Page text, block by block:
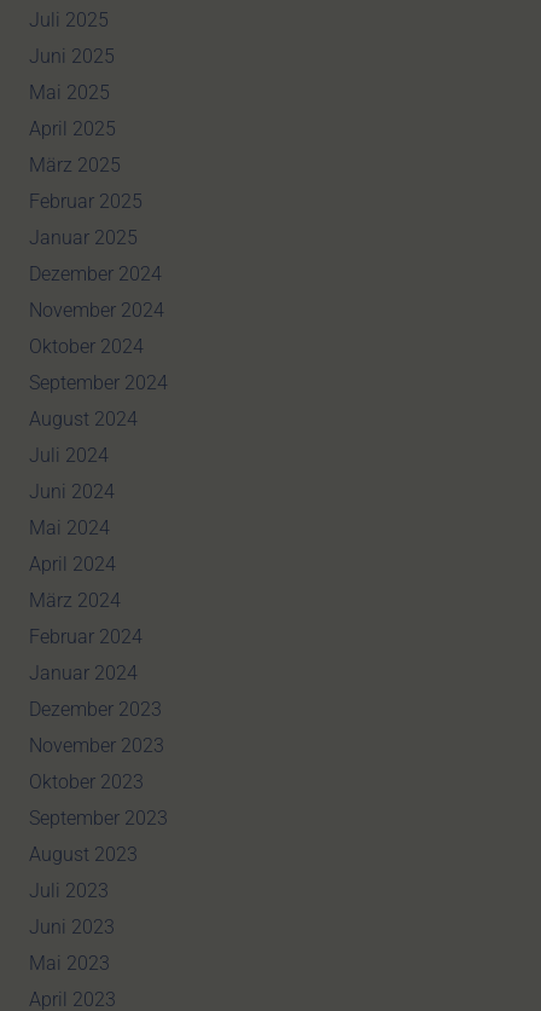
Juli 2025
Juni 2025
Mai 2025
April 2025
März 2025
Februar 2025
Januar 2025
Dezember 2024
November 2024
Oktober 2024
September 2024
August 2024
Juli 2024
Juni 2024
Mai 2024
April 2024
März 2024
Februar 2024
Januar 2024
Dezember 2023
November 2023
Oktober 2023
September 2023
August 2023
Juli 2023
Juni 2023
Mai 2023
April 2023